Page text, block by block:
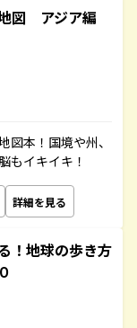
図 アジア編
図本！国境や州、
もイキイキ！
詳細を見る
！地球の歩き方